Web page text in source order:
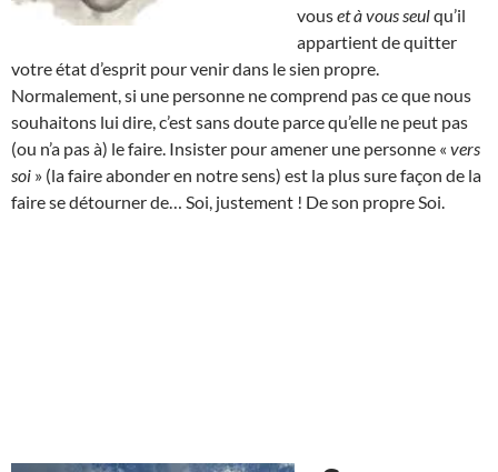
vouset à vous seulqu’il
appartient de quitter
votre état d’esprit pour venir dans le sien propre.
Normalement, si une personne ne comprend pas ce que nous
souhaitons lui dire, c’est sans doute parce qu’elle ne peut pas
(ou n’a pas à) le faire. Insister pour amener une personne « vers
soi » (la faire abonder en notre sens) est la plus sure façon de la
faire se détourner de… Soi, justement ! De son propre Soi.